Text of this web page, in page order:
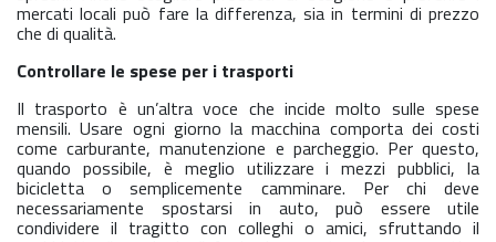
mercati locali può fare la differenza, sia in termini di prezzo
che di qualità.
Controllare le spese per i trasporti
Il trasporto è un’altra voce che incide molto sulle spese
mensili. Usare ogni giorno la macchina comporta dei costi
come carburante, manutenzione e parcheggio. Per questo,
quando possibile, è meglio utilizzare i mezzi pubblici, la
bicicletta o semplicemente camminare. Per chi deve
necessariamente spostarsi in auto, può essere utile
condividere il tragitto con colleghi o amici, sfruttando il